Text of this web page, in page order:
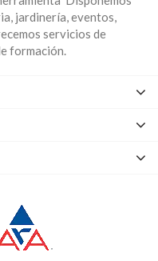
jardinería, eventos,
servicios de
formación.